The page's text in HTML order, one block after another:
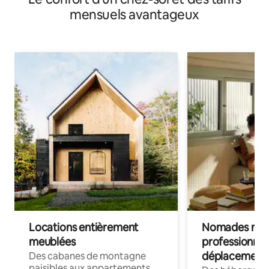
mensuels avantageux
Locations entièrement
meublées
Des cabanes de montagne
Nomades
déplacement